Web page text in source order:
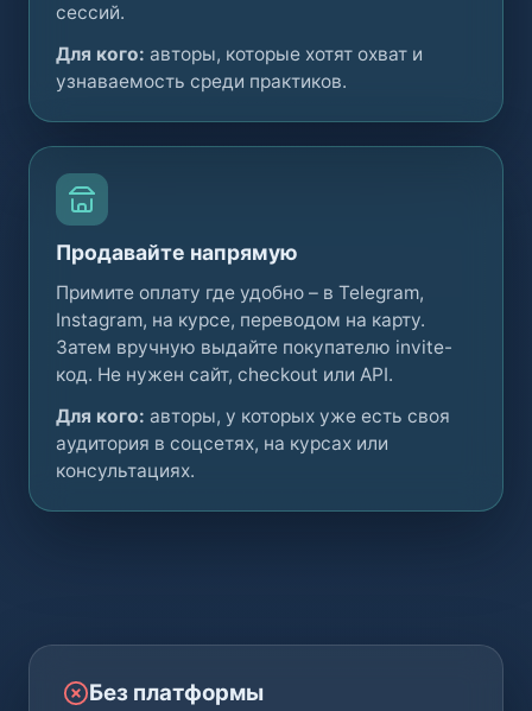
сессий.
Для кого: авторы, которые хотят охват и
узнаваемость среди практиков.
Продавайте напрямую
Примите оплату где удобно – в Telegram,
Instagram, на курсе, переводом на карту.
Затем вручную выдайте покупателю invite-
код. Не нужен сайт, checkout или API.
Для кого: авторы, у которых уже есть своя
аудитория в соцсетях, на курсах или
консультациях.
Без платформы